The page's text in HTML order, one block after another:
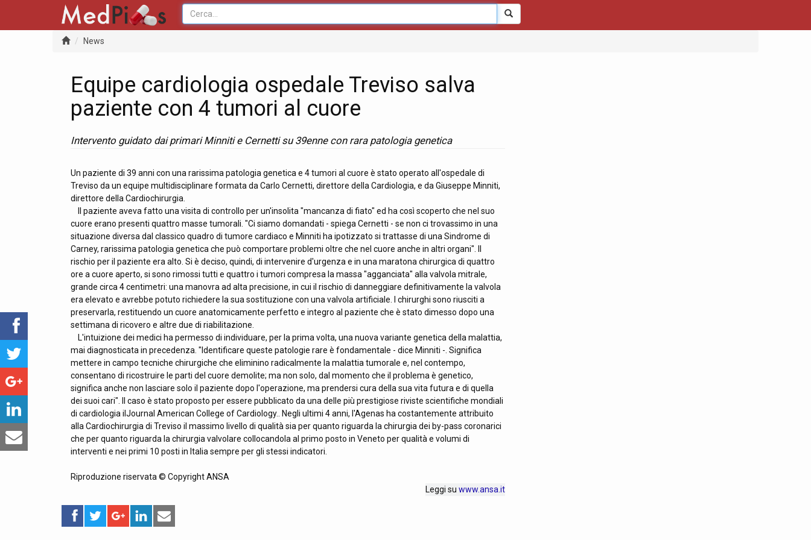
News
Equipe cardiologia ospedale Treviso salva
paziente con 4 tumori al cuore
Intervento guidato dai primari Minniti e Cernetti su 39enne con rara patologia genetica
Un paziente di 39 anni con una rarissima patologia genetica e 4 tumori al cuore è stato operato all'ospedale di
Treviso da un equipe multidisciplinare formata da Carlo Cernetti, direttore della Cardiologia, e da Giuseppe Minniti,
direttore della Cardiochirurgia.
Il paziente aveva fatto una visita di controllo per un'insolita "mancanza di fiato" ed ha così scoperto che nel suo
cuore erano presenti quattro masse tumorali. "Ci siamo domandati - spiega Cernetti - se non ci trovassimo in una
situazione diversa dal classico quadro di tumore cardiaco e Minniti ha ipotizzato si trattasse di una Sindrome di
Carney, rarissima patologia genetica che può comportare problemi oltre che nel cuore anche in altri organi". Il
rischio per il paziente era alto. Si è deciso, quindi, di intervenire d'urgenza e in una maratona chirurgica di quattro
ore a cuore aperto, si sono rimossi tutti e quattro i tumori compresa la massa "agganciata" alla valvola mitrale,
grande circa 4 centimetri: una manovra ad alta precisione, in cui il rischio di danneggiare definitivamente la valvola
era elevato e avrebbe potuto richiedere la sua sostituzione con una valvola artificiale. I chirurghi sono riusciti a
preservarla, restituendo un cuore anatomicamente perfetto e integro al paziente che è stato dimesso dopo una
settimana di ricovero e altre due di riabilitazione.
L'intuizione dei medici ha permesso di individuare, per la prima volta, una nuova variante genetica della malattia,
mai diagnosticata in precedenza. "Identificare queste patologie rare è fondamentale - dice Minniti -. Significa
mettere in campo tecniche chirurgiche che eliminino radicalmente la malattia tumorale e, nel contempo,
consentano di ricostruire le parti del cuore demolite; ma non solo, dal momento che il problema è genetico,
significa anche non lasciare solo il paziente dopo l'operazione, ma prendersi cura della sua vita futura e di quella
dei suoi cari". Il caso è stato proposto per essere pubblicato da una delle più prestigiose riviste scientifiche mondiali
di cardiologia ilJournal American College of Cardiology.. Negli ultimi 4 anni, l'Agenas ha costantemente attribuito
alla Cardiochirurgia di Treviso il massimo livello di qualità sia per quanto riguarda la chirurgia dei by-pass coronarici
che per quanto riguarda la chirurgia valvolare collocandola al primo posto in Veneto per qualità e volumi di
interventi e nei primi 10 posti in Italia sempre per gli stessi indicatori.
Riproduzione riservata © Copyright ANSA
Leggi su www.ansa.it